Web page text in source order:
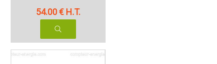
54.00 € H.T.